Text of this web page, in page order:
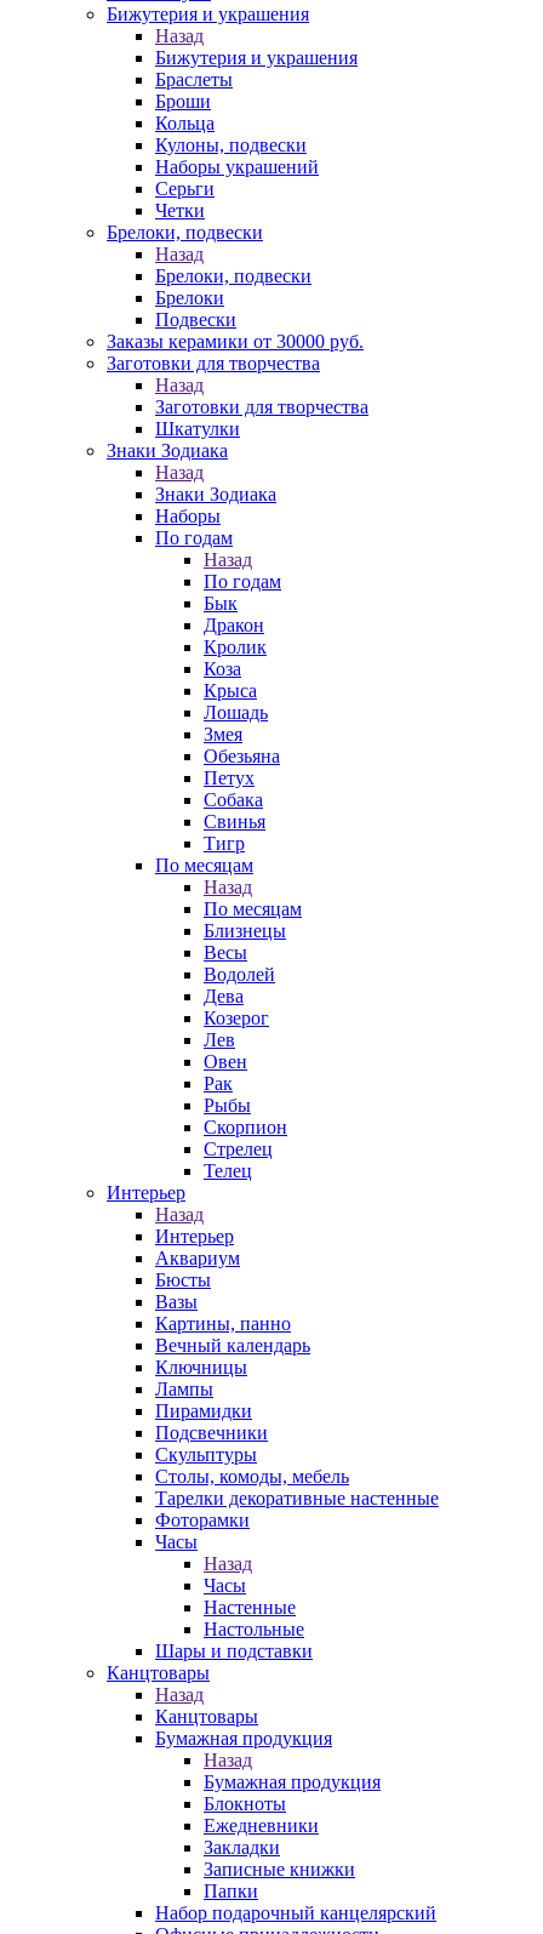
Бижутерия и украшения
Назад
Бижутерия и украшения
Браслеты
Броши
Кольца
Кулоны, подвески
Наборы украшений
Серьги
Четки
Брелоки, подвески
Назад
Брелоки, подвески
Брелоки
Подвески
Заказы керамики от 30000 руб.
Заготовки для творчества
Назад
Заготовки для творчества
Шкатулки
Знаки Зодиака
Назад
Знаки Зодиака
Наборы
По годам
Назад
По годам
Бык
Дракон
Кролик
Коза
Крыса
Лошадь
Змея
Обезьяна
Петух
Собака
Свинья
Тигр
По месяцам
Назад
По месяцам
Близнецы
Весы
Водолей
Дева
Козерог
Лев
Овен
Рак
Рыбы
Скорпион
Стрелец
Телец
Интерьер
Назад
Интерьер
Аквариум
Бюсты
Вазы
Картины, панно
Вечный календарь
Ключницы
Лампы
Пирамидки
Подсвечники
Скульптуры
Столы, комоды, мебель
Тарелки декоративные настенные
Фоторамки
Часы
Назад
Часы
Настенные
Настольные
Шары и подставки
Канцтовары
Назад
Канцтовары
Бумажная продукция
Назад
Бумажная продукция
Блокноты
Ежедневники
Закладки
Записные книжки
Папки
Набор подарочный канцелярский